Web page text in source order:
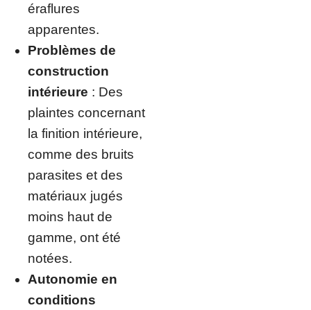
éraflures
apparentes.
Problèmes de
construction
intérieure : Des
plaintes concernant
la finition intérieure,
comme des bruits
parasites et des
matériaux jugés
moins haut de
gamme, ont été
notées.
Autonomie en
conditions